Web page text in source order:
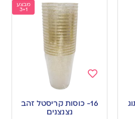
מבצע
3+1
to 16- כוסות קריסטל זהב
נצנצנים